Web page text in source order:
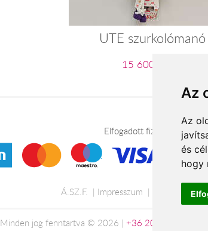
Az
Az
és
hogy
UTE szurkolómanó
15 600 Ft-tól
Elfogadott fizetési módok
Á.SZ.F. Impresszum Adatkezelési
Minden jog fenntartva © 2026 | +36 20 488-8362